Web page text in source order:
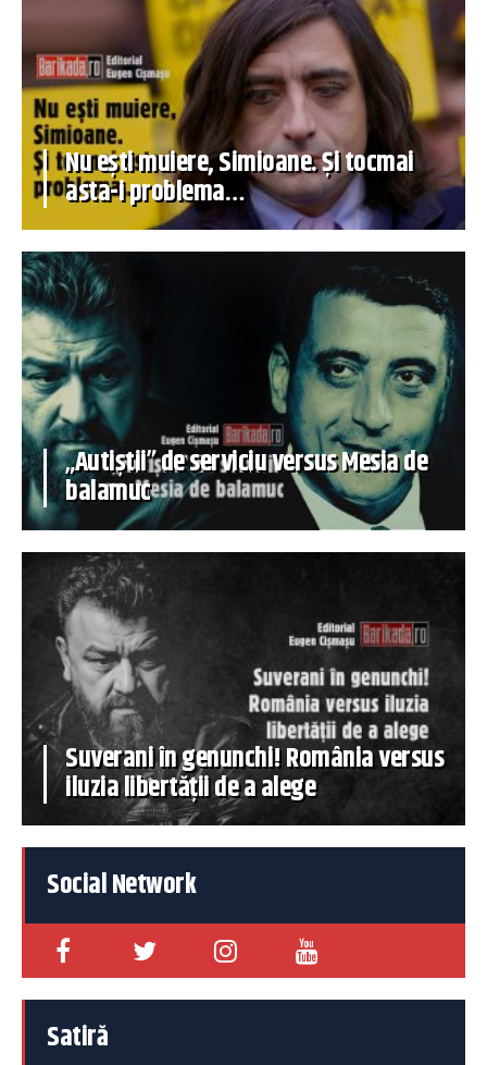
Nu ești muiere, Simioane. Și tocmai
asta-i problema…
„Autiștii” de serviciu versus Mesia de
balamuc
Suverani în genunchi! România versus
iluzia libertății de a alege
Social Network
Satiră